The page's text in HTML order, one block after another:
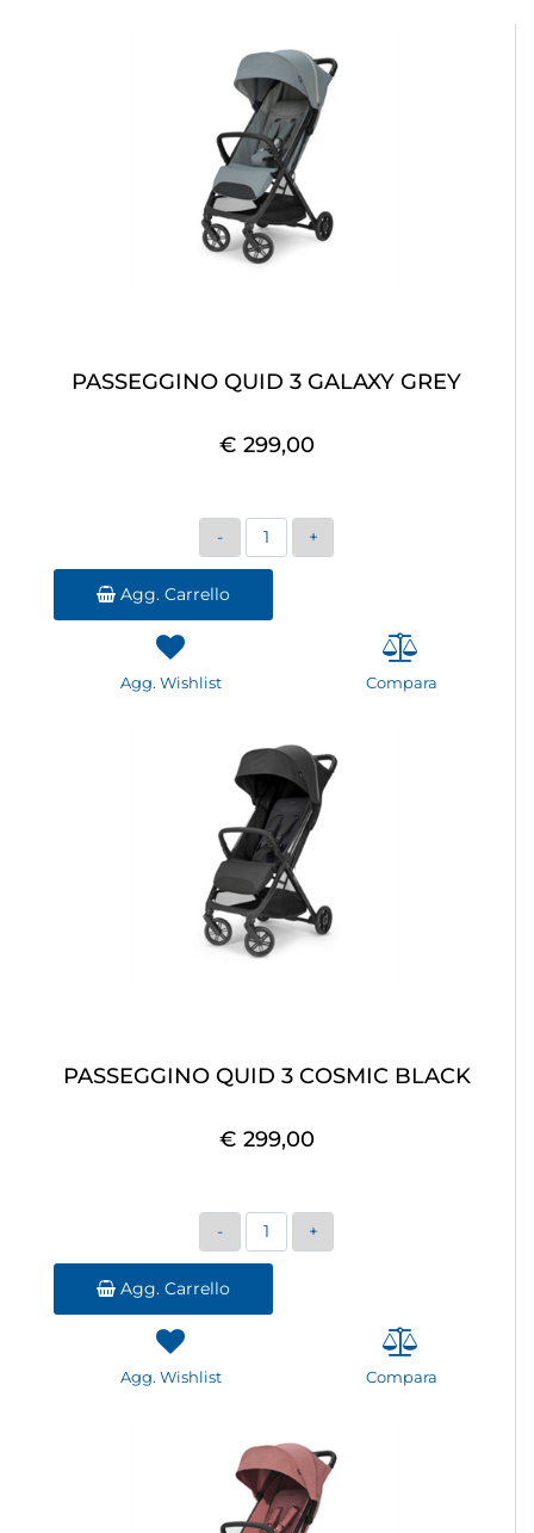
PASSEGGINO QUID 3 GALAXY GREY
€ 299,00
Quantità
Agg. Carrello
Agg. Wishlist Compara
PASSEGGINO QUID 3 COSMIC BLACK
€ 299,00
Quantità
Agg. Carrello
Agg. Wishlist Compara